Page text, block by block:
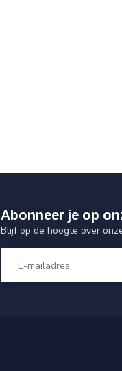
Abonneer je op
Blijf op de hoogte over